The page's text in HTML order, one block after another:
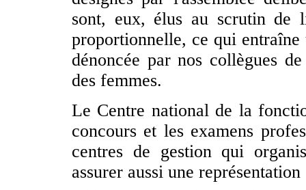
sont, eux, élus au scrutin de
proportionnelle, ce qui entraîne
dénoncée par nos collègues
des femmes.
Le Centre national de la
concours et les examens
centres de gestion qui
assurer aussi une